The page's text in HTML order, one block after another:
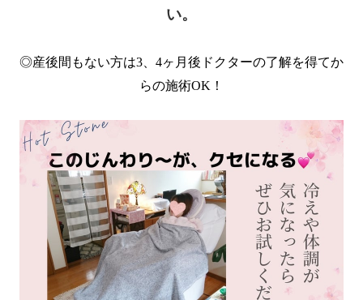
い。
◎産後間もない方は3、4ヶ月後ドクターの了解を得てか
らの施術OK！